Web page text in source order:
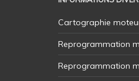
Cartographie
Reprogrammation
Reprogrammation